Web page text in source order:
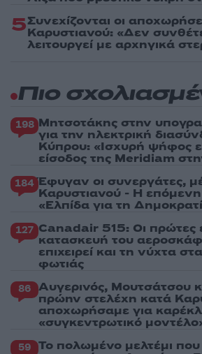
5Συνεχίζονται οι
Καρυστιανού: «Δεν
λειτουργεί με αρχηγικά
Πιο
198 Μητσοτάκης στην
για την ηλεκτρική
Κύπρου: «Ισχυρή ψήφος
είσοδος της Meridiam
184 Έφυγαν οι συνεργάτες,
Καρυστιανού - Η
«Ελπίδα για τη
127 Canadair 515: Οι πρώτες
κατασκευή του
επιχειρεί και τη νύχτα
φωτιάς
86 Αυγερινός, Μουτσάτσου
πρώην στελέχη κατά
αποχωρήσαμε για
«συγκεντρωτικό
59 Το πολωμένο μελτέμι